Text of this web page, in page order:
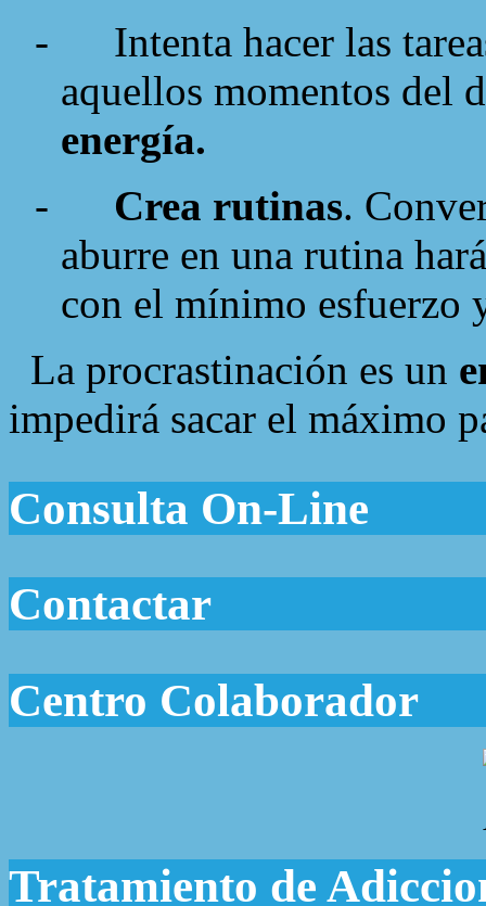
-
Intenta hacer las
aquellos momentos del
energía.
-
Crea rutinas.
aburre en una rutina
con el mínimo esfuerzo
La procrastinación es un
impedirá sacar el máximo
Consulta On-Line
Contactar
Centro Colaborador
Tratamiento de